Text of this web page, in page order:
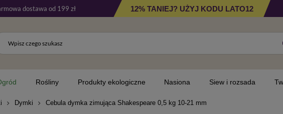
dostawa od 199 zł 12% TANIEJ? UŻYJ KODU LATO12
Rośliny Produkty ekologiczne Nasiona Siew i rozsada
Dymki Cebula dymka zimująca Shakespeare 0,5 kg 10-21 mm